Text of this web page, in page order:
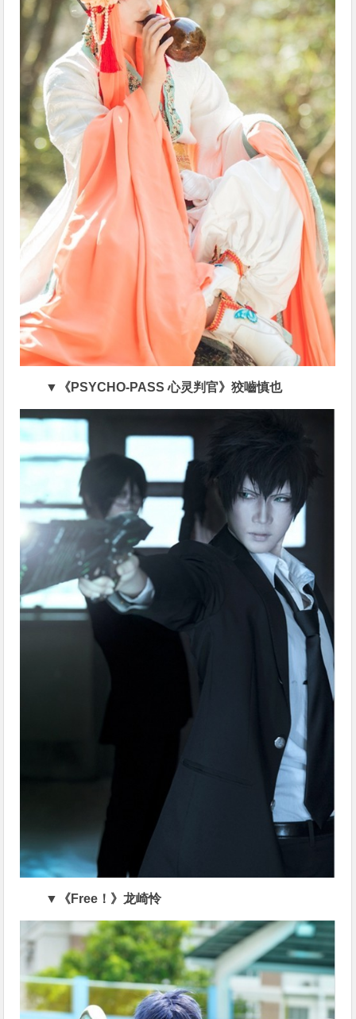
▼《PSYCHO-PASS 心灵判官》狡嚙慎也
▼《Free！》龙崎怜